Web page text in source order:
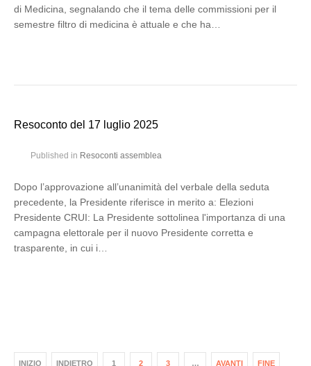
di Medicina, segnalando che il tema delle commissioni per il
semestre filtro di medicina è attuale e che ha…
Resoconto del 17 luglio 2025
Published in Resoconti assemblea
Dopo l’approvazione all’unanimità del verbale della seduta
precedente, la Presidente riferisce in merito a: Elezioni
Presidente CRUI: La Presidente sottolinea l'importanza di una
campagna elettorale per il nuovo Presidente corretta e
trasparente, in cui i…
INIZIO INDIETRO 1 2 3 … AVANTI FINE